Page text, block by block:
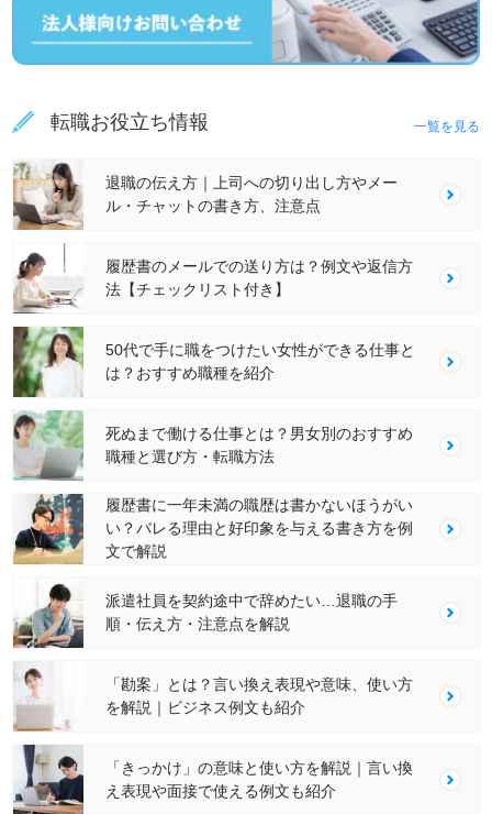
転職お役立ち情報 一覧を見る
退職の伝え方｜上司への切り出し方やメー
ル・チャットの書き方、注意点
履歴書のメールでの送り方は？例文や返信方
法【チェックリスト付き】
50代で手に職をつけたい女性ができる仕事と
は？おすすめ職種を紹介
死ぬまで働ける仕事とは？男女別のおすすめ
職種と選び方・転職方法
履歴書に一年未満の職歴は書かないほうがい
い？バレる理由と好印象を与える書き方を例
文で解説
派遣社員を契約途中で辞めたい…退職の手
順・伝え方・注意点を解説
「勘案」とは？言い換え表現や意味、使い方
を解説｜ビジネス例文も紹介
「きっかけ」の意味と使い方を解説｜言い換
え表現や面接で使える例文も紹介